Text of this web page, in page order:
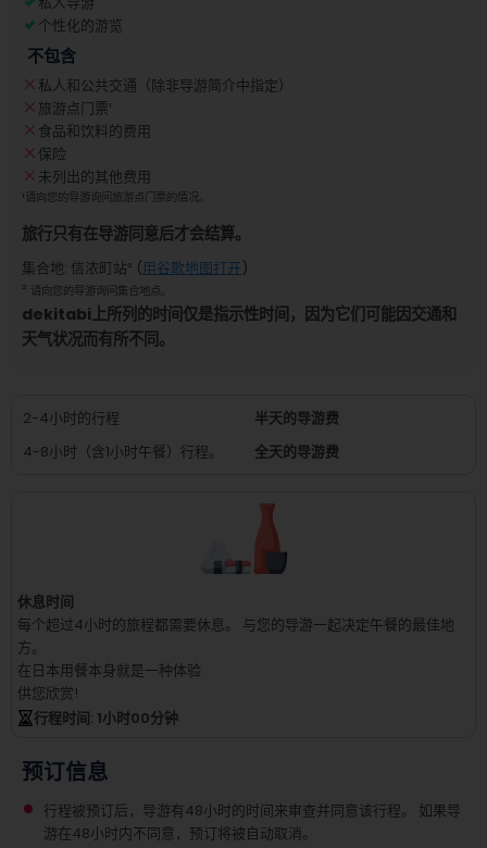
个性化的游览
不包含
私人和公共交通（除非导游简介中指定）
旅游点门票¹
食品和饮料的费用
保险
未列出的其他费用
¹请向您的导游询问旅游点门票的情况。
旅行只有在导游同意后才会结算。
集合地: 信浓町站² (用谷歌地图打开)
² 请向您的导游询问集合地点。
dekitabi上所列的时间仅是指示性时间，因为它们可能因交通和
天气状况而有所不同。
2-4小时的行程
半天的导游费
4-8小时（含1小时午餐）行程。
全天的导游费
休息时间
每个超过4小时的旅程都需要休息。
与您的导游一起决定午餐的最佳地
方。
在日本用餐本身就是一种体验
供您欣赏!
行程时间: 1小时00分钟
预订信息
行程被预订后，导游有48小时的时间来审查并同意该行程。 如果导
游在48小时内不同意，预订将被自动取消。